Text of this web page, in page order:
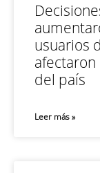
usuarios
del país
Leer más »